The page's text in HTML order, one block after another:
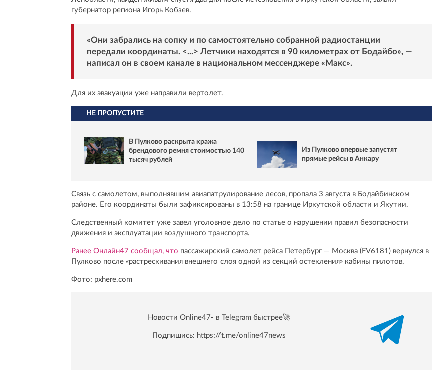
губернатор региона Игорь Кобзев.
«Они забрались на сопку и по самостоятельно собранной радиостанции
передали координаты. <...> Летчики находятся в 90 километрах от Бодайбо», —
написал он в своем канале в национальном мессенджере « Макс».
Для их эвакуации уже направили вертолет.
НЕ ПРОПУСТИТЕ
В Пулково раскрыта кража
брендового ремня стоимостью 140
тысяч рублей
Из Пулково впервые запустят
прямые рейсы в Анкару
Связь с самолетом, выполнявшим авиапатрулирование лесов, пропала 3 августа в Бодайбинском
районе. Его координаты были зафиксированы в 13:58 на границе Иркутской области и Якутии.
Следственный комитет уже завел уголовное дело по статье о нарушении правил безопасности
движения и эксплуатации воздушного транспорта.
Ранее Онлайн47 сообщал, что пассажирский самолет рейса Петербург — Москва (FV6181) вернулся в
Пулково после «растрескивания внешнего слоя одной из секций остекления» кабины пилотов.
Фото: pxhere.com
Новости Online47- в Telegram быстрее🚀
Подпишись: https://t.me/online47news